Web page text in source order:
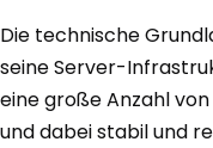
Die technische
seine Server-
eine große Anzahl
und dabei stabil und